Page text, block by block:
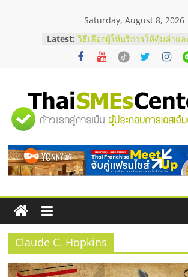
Saturday, August 8, 2026
Latest: บริษัท Cybersecurity ในไทยที่
วิธีเลือกผู้ให้บริการให้คุ้มค่าแล
โจทย์ธุรกิจ
สัมมนาออนไลน์ โอกาสบริหา
บริการน้ำมัน Shell
สัมมนาลงทุน แฟรนไชส์ยอนนี่
ไชส์ ครั้งที่ 8
ร้านเครื่องเสียงคุณภาพสูง พร้
โซลูชันระบบภาพและเสียง
"ศูนย์
รวม
ข้อมูล
ธุรกิจ
SME
Claude C. Hopkins